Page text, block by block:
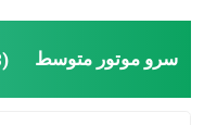
مینی سرو موتور
سروو موتور استاندارد
سرو موتور متوسط (23)